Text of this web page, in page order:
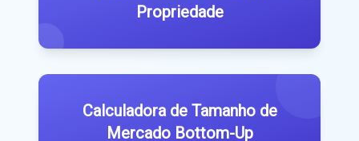
Propriedade
Calculadora de Tamanho de
Mercado Bottom-Up